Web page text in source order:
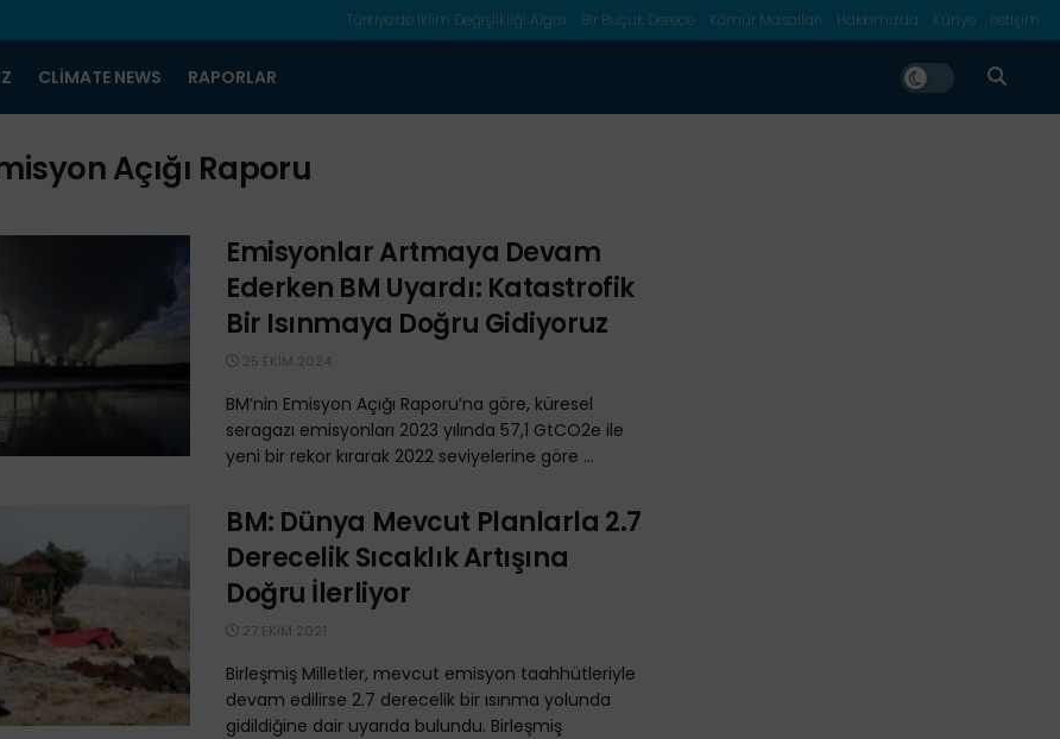
Türkiye’de İklim Değişlikliği Algısı Bir Buçuk Derece Kömür Masalları Hakkımızda Künye İletişim
CLIMATE NEWS RAPORLAR
Açığı Raporu
Emisyonlar Artmaya Devam
Ederken BM Uyardı: Katastrofik
Bir Isınmaya Doğru Gidiyoruz
25 EKIM 2024
BM’nin Emisyon Açığı Raporu’na göre, küresel
seragazı emisyonları 2023 yılında 57,1 GtCO2e ile
yeni bir rekor kırarak 2022 seviyelerine göre ...
BM: Dünya Mevcut Planlarla 2.7
Derecelik Sıcaklık Artışına
Doğru İlerliyor
27 EKIM 2021
Birleşmiş Milletler, mevcut emisyon taahhütleriyle
devam edilirse 2.7 derecelik bir ısınma yolunda
gidildiğine dair uyarıda bulundu. Birleşmiş